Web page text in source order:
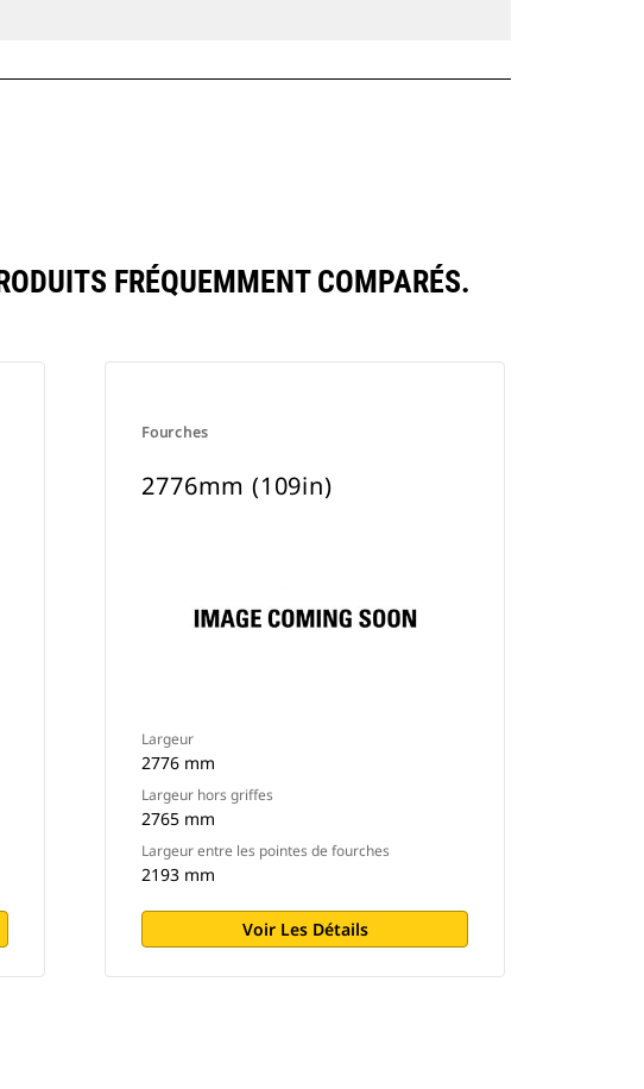
FRÉQUEMMENT COMPARÉS.
Fourches
2776mm (109in)
Largeur
2776 mm
Largeur hors griffes
2765 mm
Largeur entre les pointes de fourches
2193 mm
Voir Les Détails